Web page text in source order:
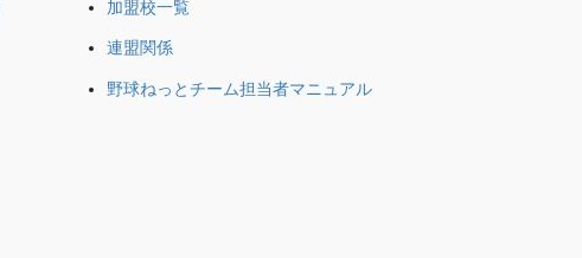
加盟校一覧
連盟関係
野球ねっとチーム担当者マニュアル